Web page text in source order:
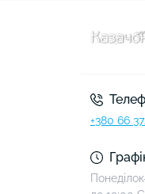
+380 66